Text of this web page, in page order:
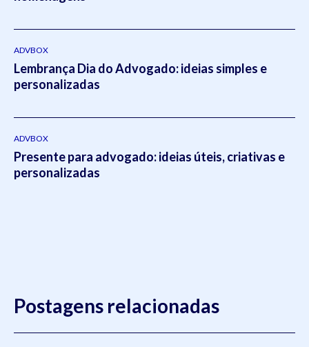
pela editoraViseu.
ADVBOX
Lembrança Dia do Advogado: ideias simples e
personalizadas
ADVBOX
Presente para advogado: ideias úteis, criativas e
personalizadas
Postagens relacionadas